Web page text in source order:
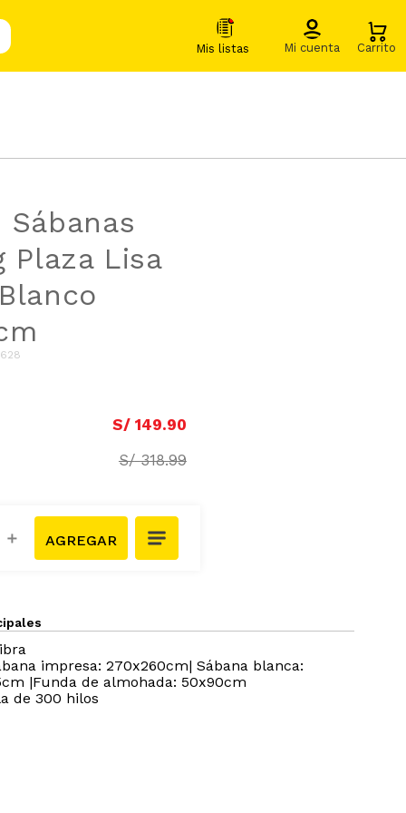
Plaza Lisa
S/ 149.90
S/ 318.99
＋
impresa: 270x260cm| Sábana blanca:
|Funda de almohada: 50x90cm
de 300 hilos